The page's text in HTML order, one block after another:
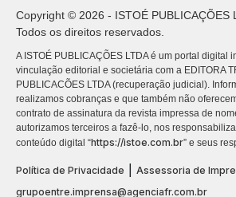
Copyright © 2026 - ISTOÉ PUBLICAÇÕES
Todos os direitos reservados.
A ISTOÉ PUBLICAÇÕES LTDA é um portal digital
vinculação editorial e societária com a EDITORA
PUBLICACÕES LTDA (recuperação judicial).
realizamos cobranças e que também não
contrato de assinatura da revista impressa de
autorizamos terceiros a fazê-lo, nos
conteúdo digital “https://istoe.com.br” e seus
Política de Privacidade
Assessoria de
grupoentre.imprensa@agenciafr.com.br